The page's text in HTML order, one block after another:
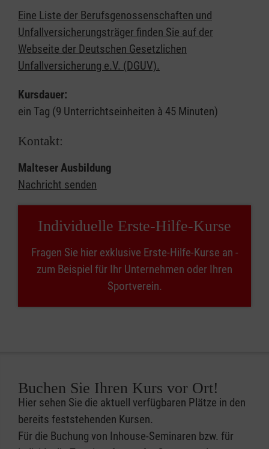
Eine Liste der Berufsgenossenschaften und
Unfallversicherungsträger finden Sie auf der
Webseite der Deutschen Gesetzlichen
Unfallversicherung e.V. (DGUV).
Kursdauer:
ein Tag (9 Unterrichtseinheiten à 45 Minuten)
Kontakt:
Malteser Ausbildung
Nachricht senden
Individuelle Erste-Hilfe-Kurse
Fragen Sie hier exklusive Erste-Hilfe-Kurse an -
zum Beispiel für Ihr Unternehmen oder Ihren
Sportverein.
Buchen Sie Ihren Kurs vor Ort!
Hier sehen Sie die aktuell verfügbaren Plätze in den
bereits feststehenden Kursen.
Für die Buchung von Inhouse-Seminaren bzw. für